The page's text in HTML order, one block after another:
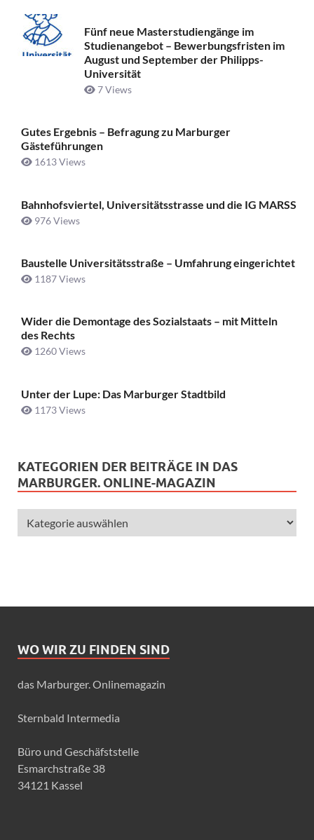
Fünf neue Masterstudiengänge im
Studienangebot – Bewerbungsfristen im
August und September der Philipps-
Universität
7 Views
Gutes Ergebnis – Befragung zu Marburger
Gästeführungen
1613 Views
Bahnhofsviertel, Universitätsstrasse und die IG MARSS
976 Views
Baustelle Universitätsstraße ­– Umfahrung eingerichtet
1187 Views
Wider die Demontage des Sozialstaats – mit Mitteln
des Rechts
1260 Views
Unter der Lupe: Das Marburger Stadtbild
1173 Views
KATEGORIEN DER BEITRÄGE IN DAS
MARBURGER. ONLINE-MAGAZIN
WO WIR ZU FINDEN SIND
das Marburger. Onlinemagazin
Sternbald Intermedia
Büro und Geschäfststelle
Esmarchstraße 38
34121 Kassel